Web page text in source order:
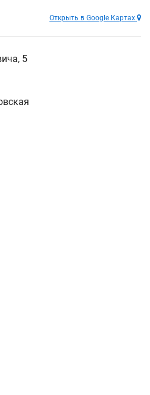
Открыть в Google Картах
5